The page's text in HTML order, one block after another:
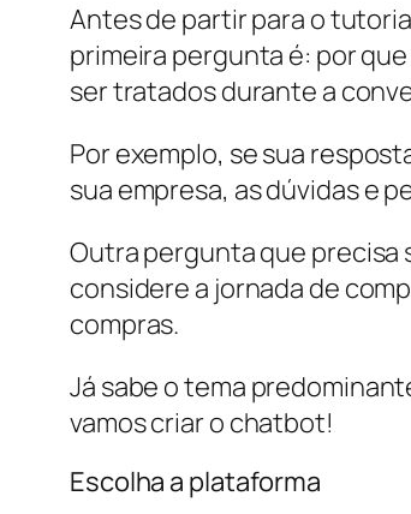
Antes de partir para o
primeira pergunta é: por
ser tratados durante a
Por exemplo, se sua
sua empresa, as dúvidas e
Outra pergunta que precisa
considere a jornada de
compras.
Já sabe o tema
vamos criar o chatbot!
Escolha a plataforma